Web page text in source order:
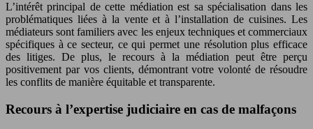
L’intérêt principal de cette médiation est sa spécialisation dans les
problématiques liées à la vente et à l’installation de cuisines. Les
médiateurs sont familiers avec les enjeux techniques et commerciaux
spécifiques à ce secteur, ce qui permet une résolution plus efficace
des litiges. De plus, le recours à la médiation peut être perçu
positivement par vos clients, démontrant votre volonté de résoudre
les conflits de manière équitable et transparente.
Recours à l’expertise judiciaire en cas de malfaçons